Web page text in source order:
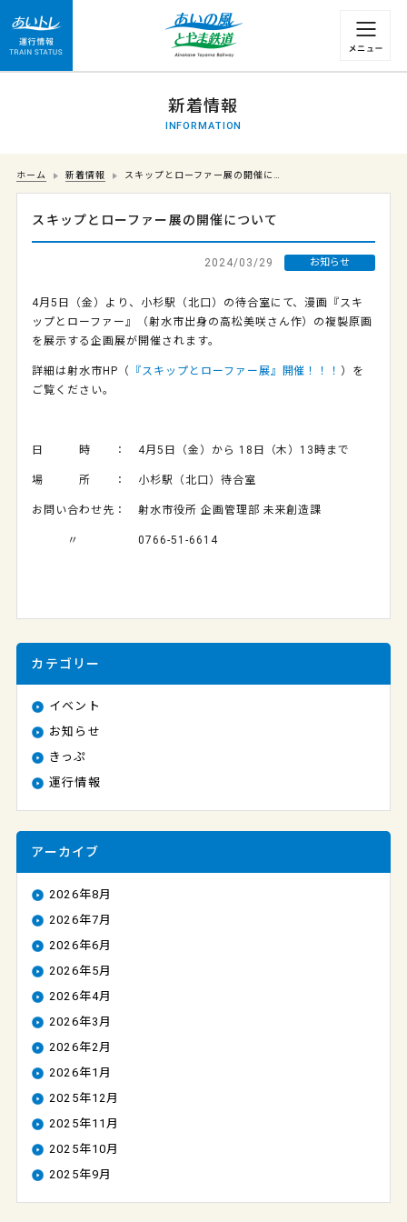
運行情報 列車の遅れ情報等についてはこちら
新着情報
INFORMATION
ホーム 新着情報 スキップとローファー展の開催に…
スキップとローファー展の開催について
2024/03/29 お知らせ
4月5日（金）より、小杉駅（北口）の待合室にて、漫画『スキ
ップとローファー』（射水市出身の高松美咲さん作）の複製原画
を展示する企画展が開催されます。
詳細は射水市HP（ 『スキップとローファー展』開催！！！ ）を
ご覧ください。
日 時 ： 4月5日（金）から 18日（木）13時まで
場 所 ： 小杉駅（北口）待合室
お問い合わせ先： 射水市役所 企画管理部 未来創造課
〃 0766-51-6614
カテゴリー
イベント
お知らせ
きっぷ
運行情報
アーカイブ
2026年8月
2026年7月
2026年6月
2026年5月
2026年4月
2026年3月
2026年2月
2026年1月
2025年12月
2025年11月
2025年10月
2025年9月